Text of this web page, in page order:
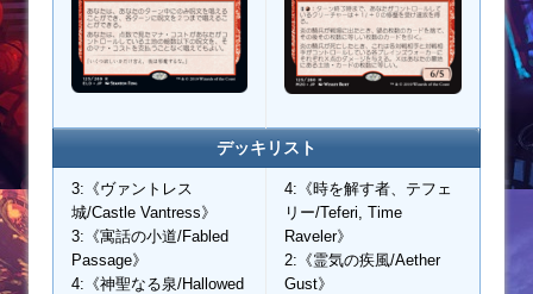
デッキリスト
3:《ヴァントレス
城/Castle Vantress》
3:《寓話の小道/Fabled
Passage》
4:《神聖なる泉/Hallowed
4:《時を解す者、テフェ
リー/Teferi, Time
Raveler》
2:《霊気の疾風/Aether
Gust》